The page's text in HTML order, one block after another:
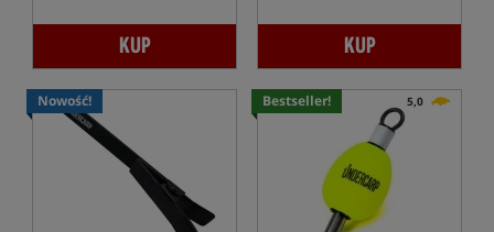
KUP KUP
Nowość! Bestseller! 5,0